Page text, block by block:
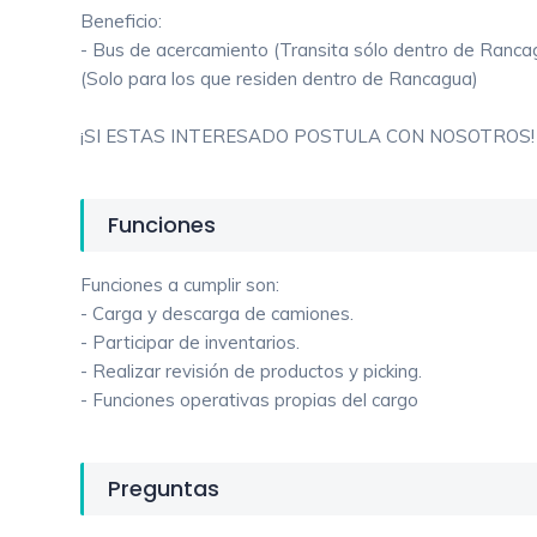
Beneficio:
- Bus de acercamiento (Transita sólo dentro de
(Solo para los que residen dentro de Rancagua)
¡SI ESTAS INTERESADO POSTULA CON NOSOTROS!
Funciones
Funciones a cumplir son:
- Carga y descarga de camiones.
- Participar de inventarios.
- Realizar revisión de productos y picking.
- Funciones operativas propias del cargo
Preguntas